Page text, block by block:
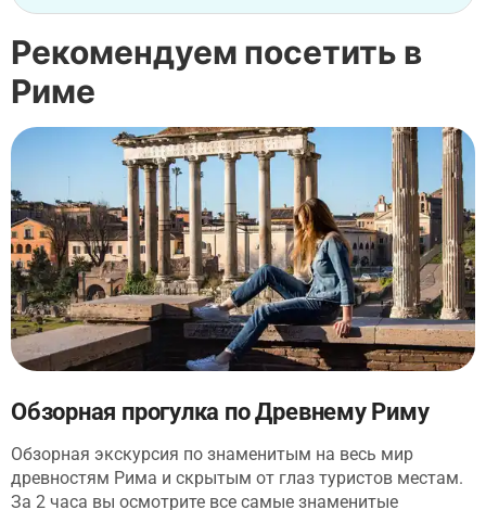
Рекомендуем посетить в
Риме
Обзорная прогулка по Древнему Риму
Обзорная экскурсия по знаменитым на весь мир
древностям Рима и скрытым от глаз туристов местам.
За 2 часа вы осмотрите все самые знаменитые